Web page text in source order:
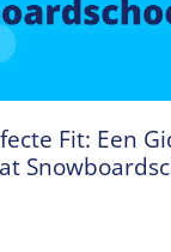
Fit: Een